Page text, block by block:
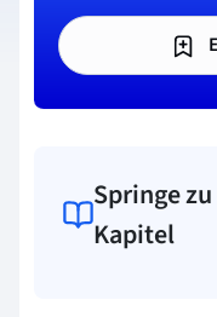
Springe
Kapitel